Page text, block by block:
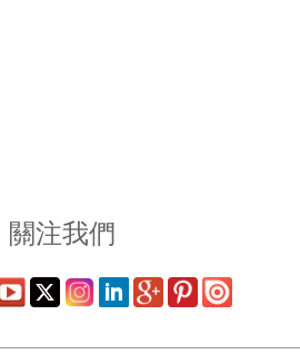
關注我們